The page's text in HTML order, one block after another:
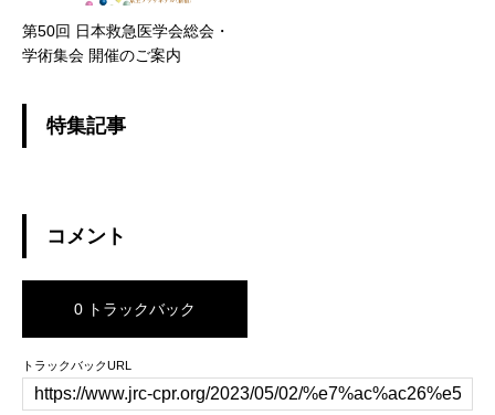
第50回 日本救急医学会総会・
学術集会 開催のご案内
特集記事
コメント
0 トラックバック
トラックバックURL